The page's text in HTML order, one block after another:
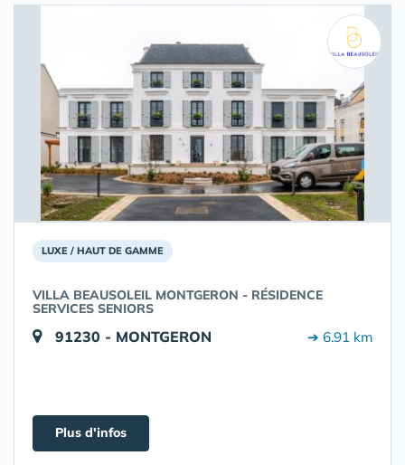
LUXE / HAUT DE GAMME
VILLA BEAUSOLEIL MONTGERON - RÉSIDENCE
SERVICES SENIORS
91230 - MONTGERON ➔ 6.91 km
Plus d'infos